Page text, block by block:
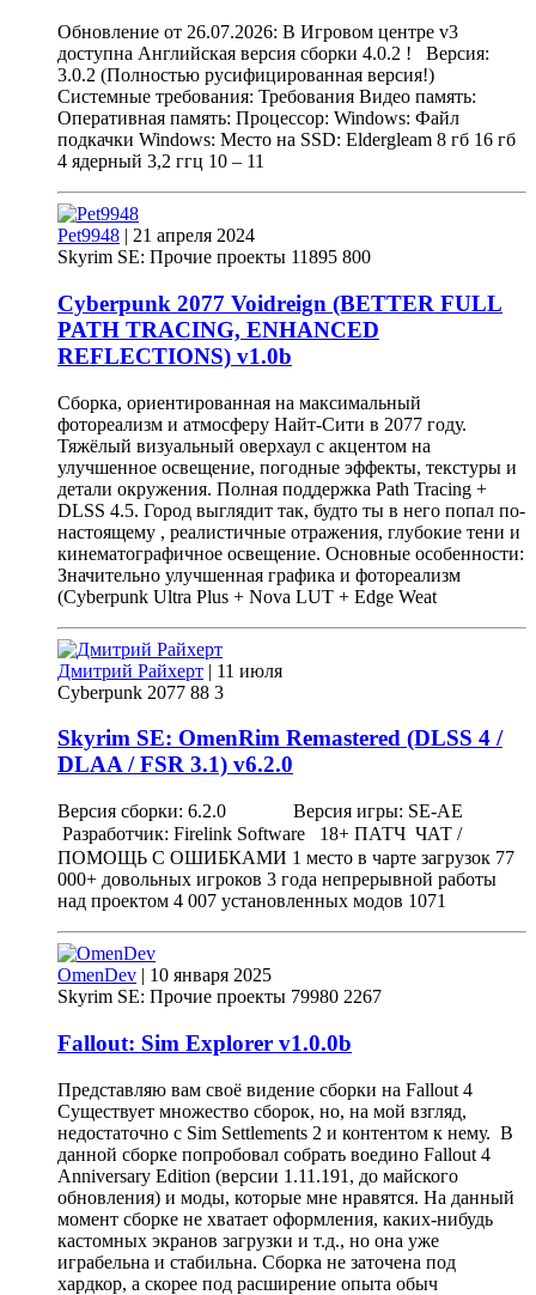
Обновление от 26.07.2026: В Игровом центре v3
доступна Английская версия сборки 4.0.2 ! Версия:
3.0.2 (Полностью русифицированная версия!)
Системные требования: Требования Видео память:
Оперативная память: Процессор: Windows: Файл
подкачки Windows: Место на SSD: Eldergleam 8 гб 16 гб
4 ядерный 3,2 ггц 10 – 11
Pet9948 | 21 апреля 2024
Skyrim SE: Прочие проекты 11895 800
Cyberpunk 2077 Voidreign (BETTER FULL
PATH TRACING, ENHANCED
REFLECTIONS) v1.0b
Сборка, ориентированная на максимальный
фотореализм и атмосферу Найт-Сити в 2077 году.
Тяжёлый визуальный оверхаул с акцентом на
улучшенное освещение, погодные эффекты, текстуры и
детали окружения. Полная поддержка Path Tracing +
DLSS 4.5. Город выглядит так, будто ты в него попал по-
настоящему , реалистичные отражения, глубокие тени и
кинематографичное освещение. Основные особенности:
Значительно улучшенная графика и фотореализм
(Cyberpunk Ultra Plus + Nova LUT + Edge Weat
Дмитрий Райхерт | 11 июля
Cyberpunk 2077 88 3
Skyrim SE: OmenRim Remastered (DLSS 4 /
DLAA / FSR 3.1) v6.2.0
Версия сборки: 6.2.0 Версия игры: SE-AE
Разработчик: Firelink Software ㅤㅤㅤㅤㅤ18+ ПАТЧㅤㅤㅤㅤㅤ ЧАТ /
ПОМОЩЬ С ОШИБКАМИ 1 место в чарте загрузок 77
000+ довольных игроков 3 года непрерывной работы
над проектом 4 007 установленных модов 1071
OmenDev | 10 января 2025
Skyrim SE: Прочие проекты 79980 2267
Fallout: Sim Explorer v1.0.0b
Представляю вам своё видение сборки на Fallout 4
Существует множество сборок, но, на мой взгляд,
недостаточно с Sim Settlements 2 и контентом к нему. В
данной сборке попробовал собрать воедино Fallout 4
Anniversary Edition (версии 1.11.191, до майского
обновления) и моды, которые мне нравятся. На данный
момент сборке не хватает оформления, каких-нибудь
кастомных экранов загрузки и т.д., но она уже
играбельна и стабильна. Сборка не заточена под
хардкор, а скорее под расширение опыта обыч